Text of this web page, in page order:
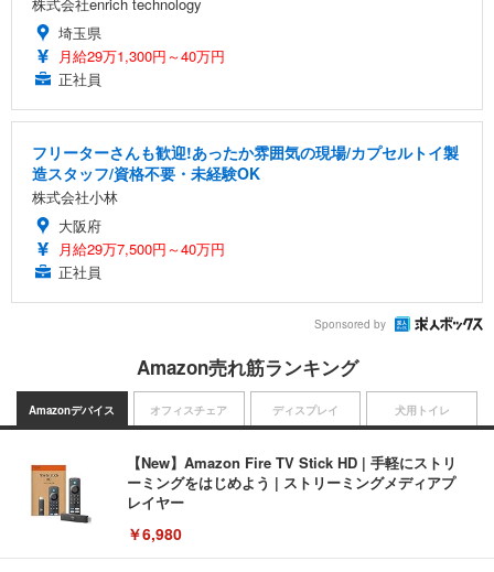
埼玉県
月給29万1,300円～40万円
正社員
フリーターさんも歓迎!あったか雰囲気の現場/カプセルトイ製
造スタッフ/資格不要・未経験OK
株式会社小林
大阪府
月給29万7,500円～40万円
正社員
Sponsored by
Amazon売れ筋ランキング
Amazonデバイス
【New】Amazon Fire TV Stick HD | 手軽にストリ
ーミングをはじめよう | ストリーミングメディアプ
レイヤー
￥6,980
オフィスチェア ディスプレイ 犬用トイレ